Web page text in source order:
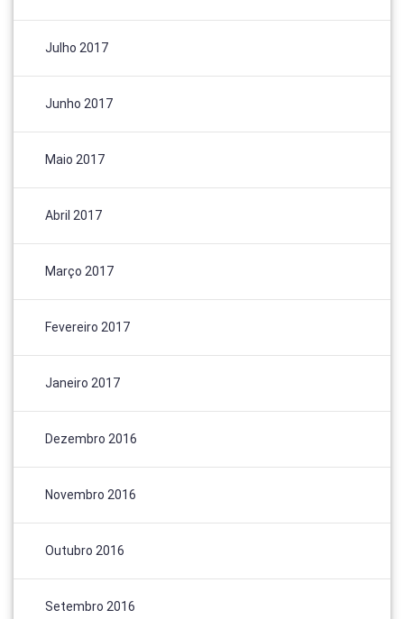
Julho 2017
Junho 2017
Maio 2017
Abril 2017
Março 2017
Fevereiro 2017
Janeiro 2017
Dezembro 2016
Novembro 2016
Outubro 2016
Setembro 2016